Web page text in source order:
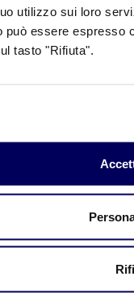
utilizzo sui loro
può essere espresso
tasto "Rifiuta".